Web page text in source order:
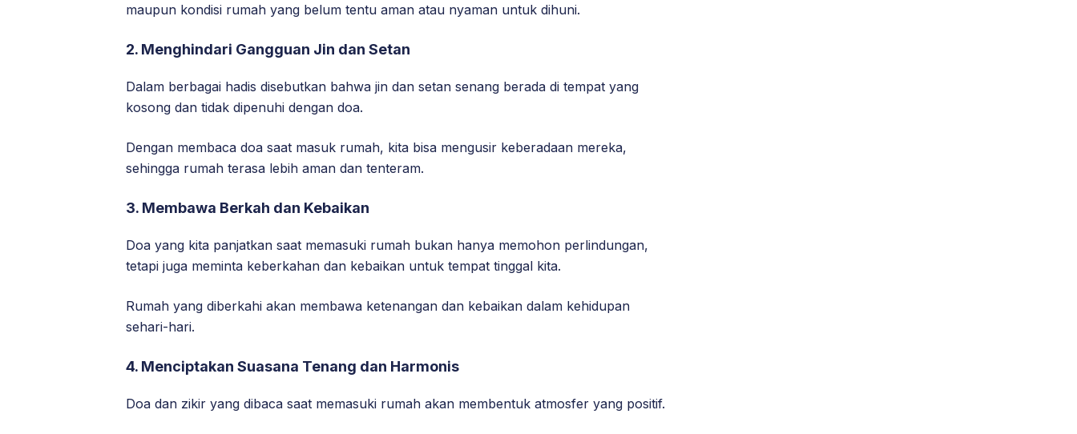
maupun kondisi rumah yang belum tentu aman atau nyaman untuk dihuni.
2. Menghindari Gangguan Jin dan Setan
Dalam berbagai hadis disebutkan bahwa jin dan setan senang berada di tempat yang
kosong dan tidak dipenuhi dengan doa.
Dengan membaca doa saat masuk rumah, kita bisa mengusir keberadaan mereka,
sehingga rumah terasa lebih aman dan tenteram.
3. Membawa Berkah dan Kebaikan
Doa yang kita panjatkan saat memasuki rumah bukan hanya memohon perlindungan,
tetapi juga meminta keberkahan dan kebaikan untuk tempat tinggal kita.
Rumah yang diberkahi akan membawa ketenangan dan kebaikan dalam kehidupan
sehari-hari.
4. Menciptakan Suasana Tenang dan Harmonis
Doa dan zikir yang dibaca saat memasuki rumah akan membentuk atmosfer yang positif.